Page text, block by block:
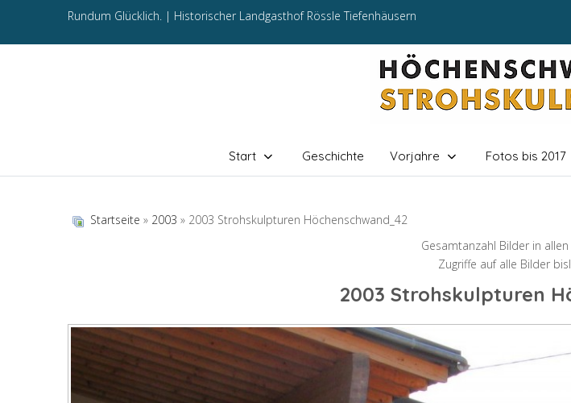
Rundum Glücklich. | Historischer Landgasthof Rössle Tiefenhäusern
Start Geschichte Vorjahre Fotos bis 2017
Startseite » 2003 » 2003 Strohskulpturen Höchenschwand_42
Gesamtanzahl Bilder in
Zugriffe auf alle Bilder
2003 Strohskulpturen